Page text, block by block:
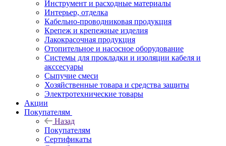
Инструмент и расходные материалы
Интерьер, отделка
Кабельно-проводниковая продукция
Крепеж и крепежные изделия
Лакокрасочная продукция
Отопительное и насосное оборудование
Системы для прокладки и изоляции кабеля и
акссесуары
Сыпучие смеси
Хозяйственные товара и средства защиты
Электротехнические товары
Акции
Покупателям
Назад
Покупателям
Сертификаты